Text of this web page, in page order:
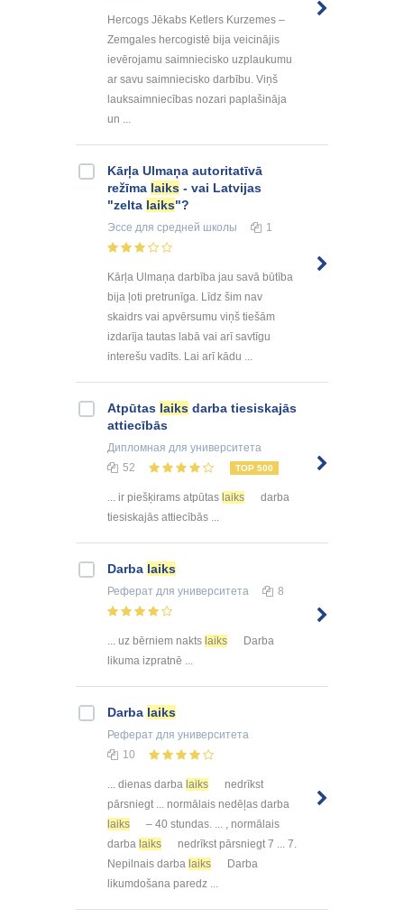
Hercogs Jēkabs Ketlers Kurzemes –
Zemgales hercogistē bija veicinājis
ievērojamu saimniecisko uzplaukumu
ar savu saimniecisko darbību. Viņš
lauksaimniecības nozari paplašināja
un ...
Kārļa Ulmaņa autoritatīvā
režīma laiks - vai Latvijas
"zelta laiks"?
Эссе для средней школы 1
Kārļa Ulmaņa darbība jau savā būtība
bija ļoti pretrunīga. Līdz šim nav
skaidrs vai apvērsumu viņš tiešām
izdarīja tautas labā vai arī savtīgu
interešu vadīts. Lai arī kādu ...
Atpūtas laiks darba tiesiskajās
attiecībās
Дипломная для университета
52
TOP 500
... ir piešķirams atpūtas laiks
darba
tiesiskajās attiecībās ...
Darba laiks
Реферат для университета 8
... uz bērniem nakts laiks
Darba
likuma izpratnē ...
Darba laiks
Реферат для университета
10
... dienas darba laiks
nedrīkst
pārsniegt ... normālais nedēļas darba
laiks
– 40 stundas. ... , normālais
darba laiks
nedrīkst pārsniegt 7 ... 7.
Nepilnais darba laiks
Darba
likumdošana paredz ...